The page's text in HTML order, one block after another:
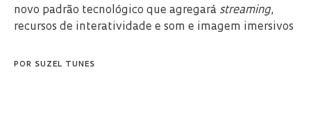
novo padrão tecnológico que agregará streaming,
recursos de interatividade e som e imagem imersivos
POR SUZEL TUNES